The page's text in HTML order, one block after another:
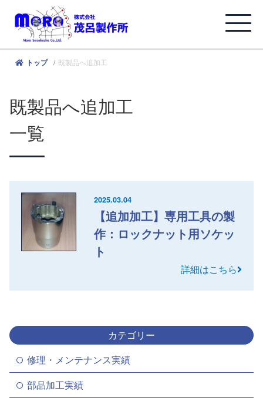
トップ 既製品へ追加工
既製品へ追加工
一覧
2025.03.04
【追加加工】専用工具の製
作：ロックナット用ソケッ
ト
詳細はこちら
カテゴリー
修理・メンテナンス実績
部品加工実績